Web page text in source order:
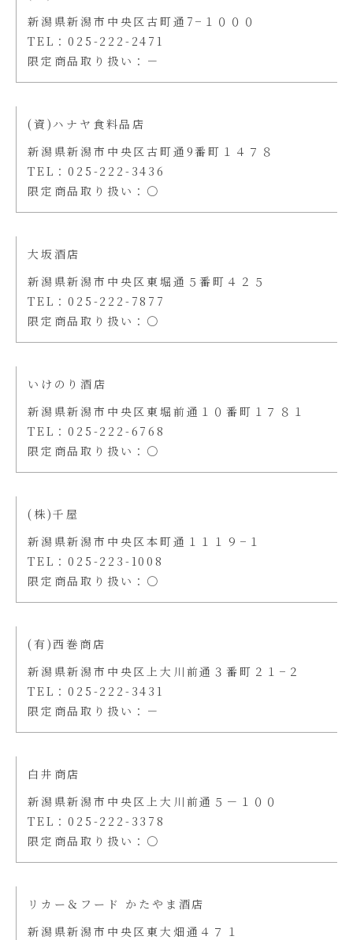
新潟県新潟市中央区古町通7−１０００
TEL：025-222-2471
限定商品取り扱い：－
(資)ハナヤ食料品店
新潟県新潟市中央区古町通9番町１４７８
TEL：025-222-3436
限定商品取り扱い：〇
大坂酒店
新潟県新潟市中央区東堀通５番町４２５
TEL：025-222-7877
限定商品取り扱い：〇
いけのり酒店
新潟県新潟市中央区東堀前通１０番町１７８１
TEL：025-222-6768
限定商品取り扱い：〇
(株)千屋
新潟県新潟市中央区本町通１１１９−１
TEL：025-223-1008
限定商品取り扱い：〇
(有)西巻商店
新潟県新潟市中央区上大川前通３番町２１−２
TEL：025-222-3431
限定商品取り扱い：－
白井商店
新潟県新潟市中央区上大川前通５－１００
TEL：025-222-3378
限定商品取り扱い：〇
リカー＆フード かたやま酒店
新潟県新潟市中央区東大畑通４７１